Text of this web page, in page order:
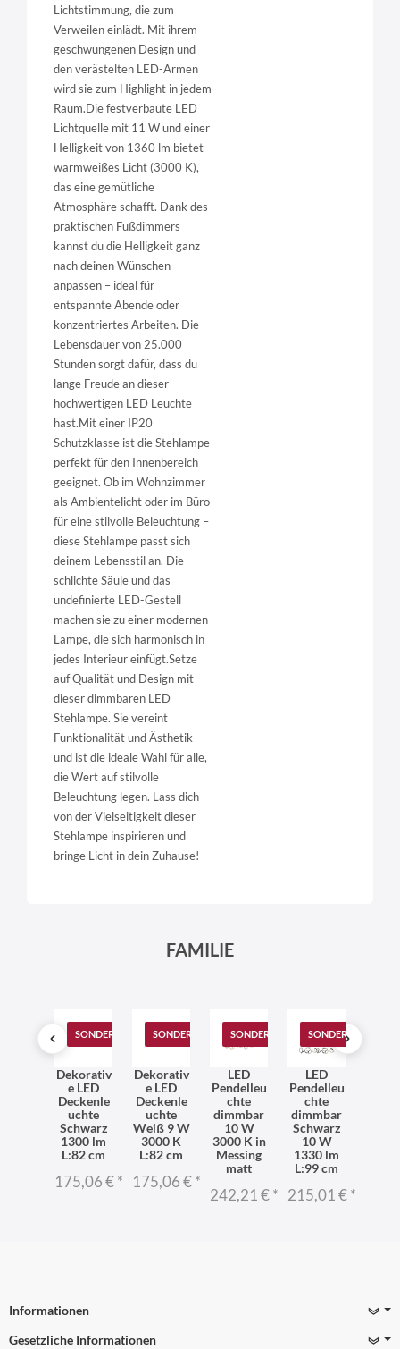
Lichtstimmung, die zum
Verweilen einlädt. Mit ihrem
geschwungenen Design und
den verästelten LED-Armen
wird sie zum Highlight in jedem
Raum.Die festverbaute LED
Lichtquelle mit 11 W und einer
Helligkeit von 1360 lm bietet
warmweißes Licht (3000 K),
das eine gemütliche
Atmosphäre schafft. Dank des
praktischen Fußdimmers
kannst du die Helligkeit ganz
nach deinen Wünschen
anpassen – ideal für
entspannte Abende oder
konzentriertes Arbeiten. Die
Lebensdauer von 25.000
Stunden sorgt dafür, dass du
lange Freude an dieser
hochwertigen LED Leuchte
hast.Mit einer IP20
Schutzklasse ist die Stehlampe
perfekt für den Innenbereich
geeignet. Ob im Wohnzimmer
als Ambientelicht oder im Büro
für eine stilvolle Beleuchtung –
diese Stehlampe passt sich
deinem Lebensstil an. Die
schlichte Säule und das
undefinierte LED-Gestell
machen sie zu einer modernen
Lampe, die sich harmonisch in
jedes Interieur einfügt.Setze
auf Qualität und Design mit
dieser dimmbaren LED
Stehlampe. Sie vereint
Funktionalität und Ästhetik
und ist die ideale Wahl für alle,
die Wert auf stilvolle
Beleuchtung legen. Lass dich
von der Vielseitigkeit dieser
Stehlampe inspirieren und
bringe Licht in dein Zuhause!
FAMILIE
SONDERANGEBOT
Dekorativ
e LED
Deckenle
uchte
Schwarz
1300 lm
L:82 cm
175,06 €*
SONDERANGEBOT
Dekorativ
e LED
Deckenle
uchte
Weiß 9 W
3000 K
L:82 cm
175,06 €*
SONDERANGEBOT
LED
Pendelleu
chte
dimmbar
10 W
3000 K in
Messing
matt
242,21 €*
SONDERANGEBOT
LED
Pendelleu
chte
dimmbar
Schwarz
10 W
1330 lm
L:99 cm
215,01 €*
Informationen
Gesetzliche Informationen